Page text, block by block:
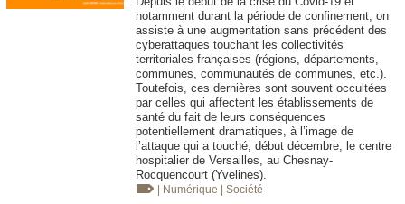
notamment durant la période de confinement, on
assiste à une augmentation sans précédent des
cyberattaques touchant les collectivités
territoriales françaises (régions, départements,
communes, communautés de communes, etc.).
Toutefois, ces dernières sont souvent occultées
par celles qui affectent les établissements de
santé du fait de leurs conséquences
potentiellement dramatiques, à l’image de
l’attaque qui a touché, début décembre, le centre
hospitalier de Versailles, au Chesnay-
Rocquencourt (Yvelines).
| Numérique | Société